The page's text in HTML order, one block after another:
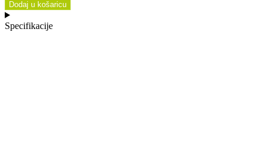
Dodaj u košaricu
Specifikacije